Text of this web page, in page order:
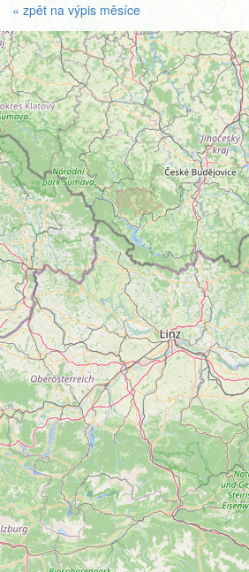
« zpět na výpis měsíce